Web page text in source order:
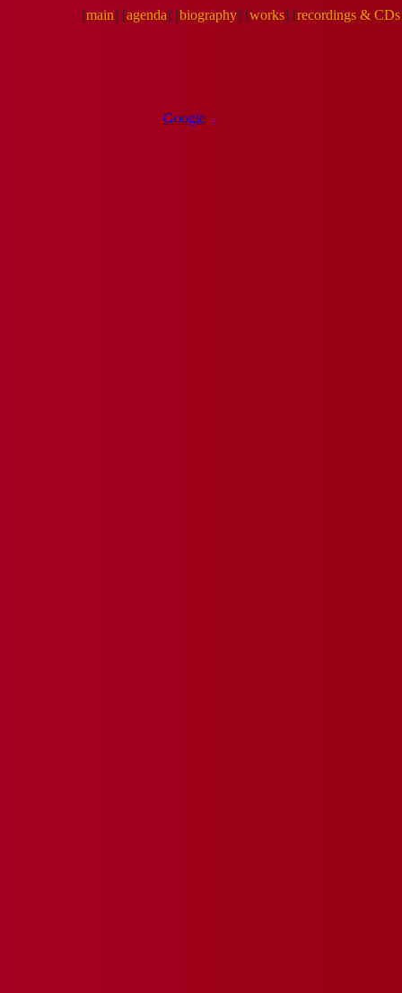
[main] [agenda] [biography] [works] [recordings & CDs
Google